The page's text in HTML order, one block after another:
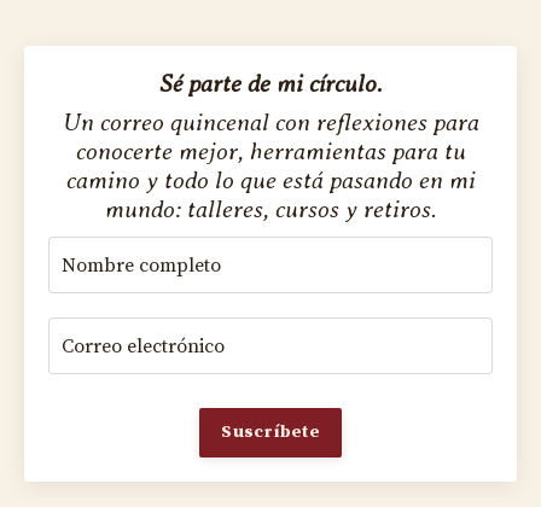
Sé parte de mi círculo.
Un correo quincenal con reflexiones para
conocerte mejor, herramientas para tu
camino y todo lo que está pasando en mi
mundo: talleres, cursos y retiros.
Suscríbete